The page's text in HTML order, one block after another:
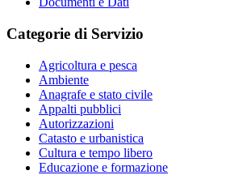
Categorie di Servizio
Agricoltura e pesca
Ambiente
Anagrafe e stato civile
Appalti pubblici
Autorizzazioni
Catasto e urbanistica
Cultura e tempo libero
Educazione e formazione